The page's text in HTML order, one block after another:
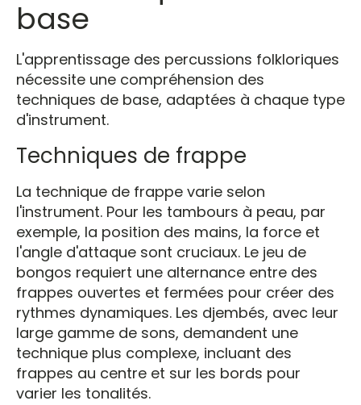
base
L'apprentissage des percussions folkloriques
nécessite une compréhension des
techniques de base, adaptées à chaque type
d'instrument.
Techniques de frappe
La technique de frappe varie selon
l'instrument. Pour les tambours à peau, par
exemple, la position des mains, la force et
l'angle d'attaque sont cruciaux. Le jeu de
bongos requiert une alternance entre des
frappes ouvertes et fermées pour créer des
rythmes dynamiques. Les djembés, avec leur
large gamme de sons, demandent une
technique plus complexe, incluant des
frappes au centre et sur les bords pour
varier les tonalités.